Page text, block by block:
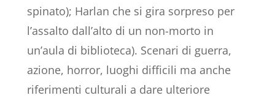
spinato); Harlan che si gira sorpreso per
l’assalto dall’alto di un non-morto in
un’aula di biblioteca). Scenari di guerra,
azione, horror, luoghi difficili ma anche
riferimenti culturali a dare ulteriore